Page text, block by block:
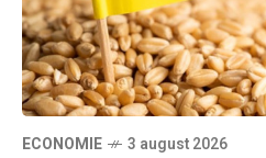
ECONOMIE 3 august 2026